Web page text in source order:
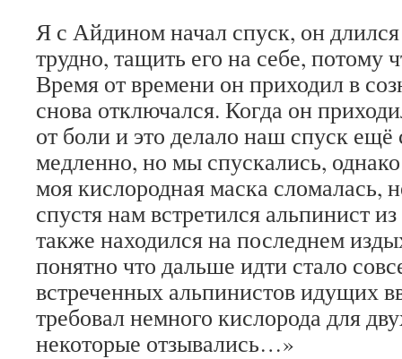
Я с Айдином начал спуск, он
трудно, тащить его на себе, потому
Время от времени он приходил в
снова отключался. Когда он
от боли и это делало наш спуск
медленно, но мы спускались,
моя кислородная маска сломалась,
спустя нам встретился альпинист
также находился на последнем
понятно что дальше идти стало
встреченных альпинистов идущих
требовал немного кислорода для
некоторые отзывались…»